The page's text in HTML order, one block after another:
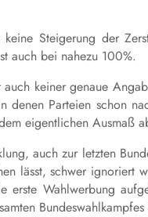
Steigerung der
auch bei nahezu 100%.
keiner genaue
denen Parteien schon
eigentlichen Ausmaß
auch zur letzten
lässt, schwer ignoriert
erste Wahlwerbung